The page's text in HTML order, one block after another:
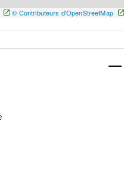
© Contributeurs d'OpenStreetMap